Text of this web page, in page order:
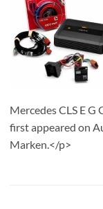
Mercedes CLS E
first appeared on
Marken.</p>